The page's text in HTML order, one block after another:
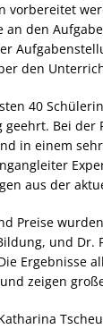
vorbereitet
an den
den
40
Bei der
in einem
aus der
Preise
und Dr.
Ergebnisse
zeigen